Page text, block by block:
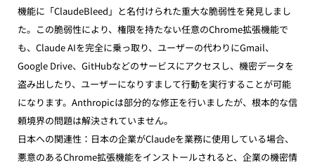
機能に「ClaudeBleed」と名付けられた重大な脆弱性を発見しまし
た。この脆弱性により、権限を持たない任意のChrome拡張機能で
も、Claude AIを完全に乗っ取り、ユーザーの代わりにGmail、
Google Drive、GitHubなどのサービスにアクセスし、機密データを
盗み出したり、ユーザーになりすまして行動を実行することが可能
になります。Anthropicは部分的な修正を行いましたが、根本的な信
頼境界の問題は解決されていません。
日本への関連性：日本の企業がClaudeを業務に使用している場合、
悪意のあるChrome拡張機能をインストールされると、企業の機密情